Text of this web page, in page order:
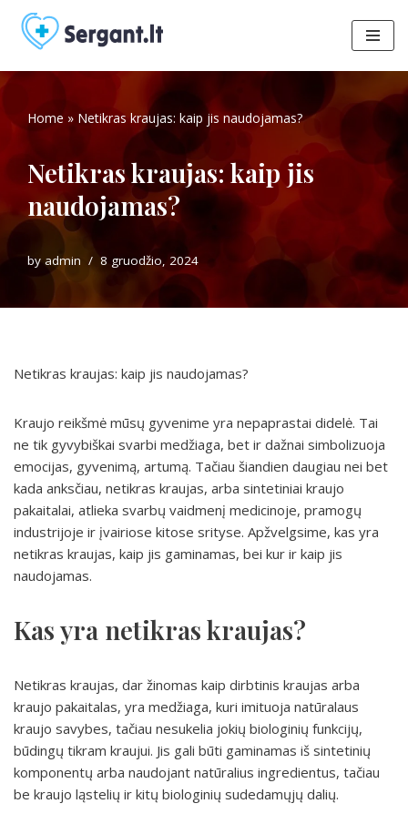
Skip
to
Home » Netikras kraujas: kaip jis naudojamas?
Netikras kraujas: kaip jis
naudojamas?
byadmin 8 gruodžio, 2024
Netikras kraujas: kaip jis naudojamas?
Kraujo reikšmė mūsų gyvenime yra nepaprastai didelė. Tai
ne tik gyvybiškai svarbi medžiaga, bet ir dažnai simbolizuoja
emocijas, gyvenimą, artumą. Tačiau šiandien daugiau nei bet
kada anksčiau, netikras kraujas, arba sintetiniai kraujo
pakaitalai, atlieka svarbų vaidmenį medicinoje, pramogų
industrijoje ir įvairiose kitose srityse. Apžvelgsime, kas yra
netikras kraujas, kaip jis gaminamas, bei kur ir kaip jis
naudojamas.
Kas yra netikras kraujas?
Netikras kraujas, dar žinomas kaip dirbtinis kraujas arba
kraujo pakaitalas, yra medžiaga, kuri imituoja natūralaus
kraujo savybes, tačiau nesukelia jokių biologinių funkcijų,
būdingų tikram kraujui. Jis gali būti gaminamas iš sintetinių
komponentų arba naudojant natūralius ingredientus, tačiau
be kraujo ląstelių ir kitų biologinių sudedamųjų dalių.